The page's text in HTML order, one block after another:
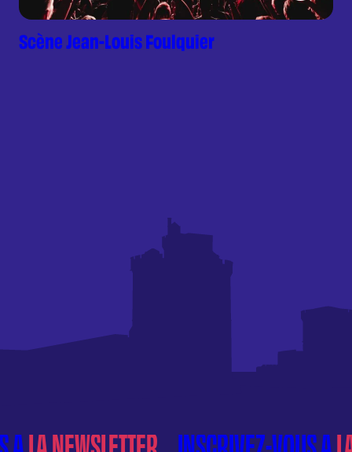
Scène Jean-Louis Foulquier